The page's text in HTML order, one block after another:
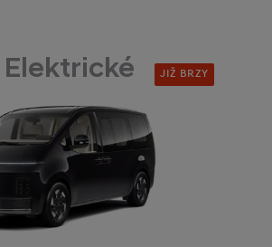
Elektrické JIŽ BRZY